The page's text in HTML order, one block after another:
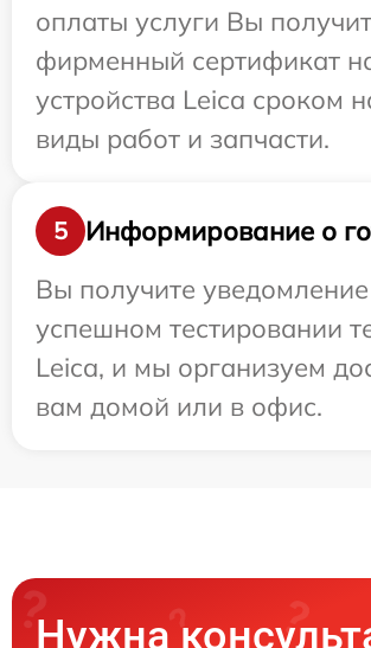
оплаты услуги Вы
фирменный сертификат
устройства Leica сроком
виды работ и запчасти.
5
Информирование о
Вы получите
успешном тестировании
Leica, и мы организуем
вам домой или в офис.
Нужна